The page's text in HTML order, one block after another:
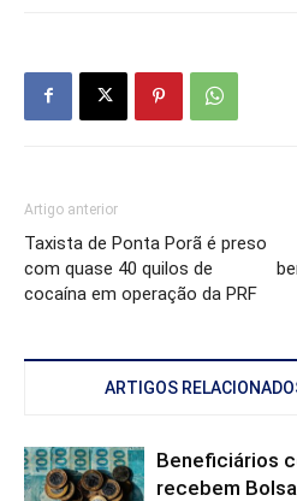
Artigo anterior
Taxista de Ponta Porã é preso
com quase 40 quilos de
cocaína em operação da PRF
ARTIGOS
Beneficiários
recebem